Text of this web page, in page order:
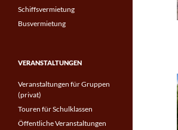
Schiffsvermietung
Busvermietung
VERANSTALTUNGEN
Veranstaltungen für Gruppen
(privat)
Touren für Schulklassen
Öffentliche Veranstaltungen